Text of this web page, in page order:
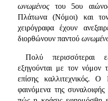
ωνωμένοςτου 5ου
Πλάτωνα (Νόμοι) και
χειρόγραφα έχουν
διορθώνουν παντού
Πολύ περισσότεραι
εξηγούνται με τον νόμον
επίσης καλλιτεχνικός.
φαινόμενα της